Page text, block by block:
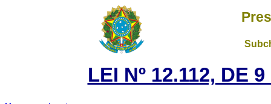
LEI Nº 12.112, DE